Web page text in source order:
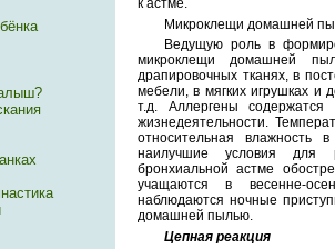
к астме.
Микроклещи домашней
Ведущую роль в
микроклещи домашней
драпировочных тканях, в
мебели, в мягких игрушках и
т.д. Аллергены
жизнедеятельности.
относительная
наилучшие условия для
бронхиальной астме
учащаются в весенне-
наблюдаются ночные
домашней пылью.
Цепная реакция